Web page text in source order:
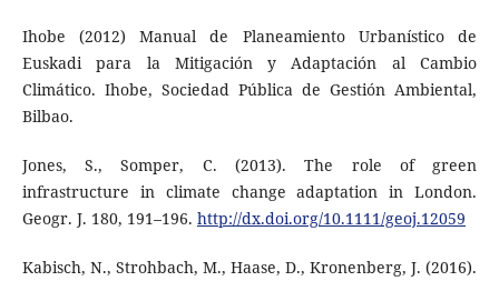
Ihobe (2012) Manual de Planeamiento Urbanístico de
Euskadi para la Mitigación y Adaptación al Cambio
Climático. Ihobe, Sociedad Pública de Gestión Ambiental,
Bilbao.
Jones, S., Somper, C. (2013). The role of green
infrastructure in climate change adaptation in London.
Geogr. J. 180, 191–196. http://dx.doi.org/10.1111/geoj.12059
Kabisch, N., Strohbach, M., Haase, D., Kronenberg, J. (2016).